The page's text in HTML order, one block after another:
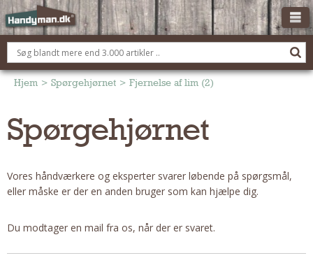
OM HANDYMAN.DK
FÅ 3 TILBUD
BOLIG KØBERÅDGIVNING
Montage Og Nybyg
Reparation Og Vedligehold
Om Materialer
Om Værktøj
Hjem > Spørgehjørnet > Fjernelse af lim (2)
Spørgehjørnet
Vores håndværkere og eksperter svarer løbende på spørgsmål,
eller måske er der en anden bruger som kan hjælpe dig.
Du modtager en mail fra os, når der er svaret.